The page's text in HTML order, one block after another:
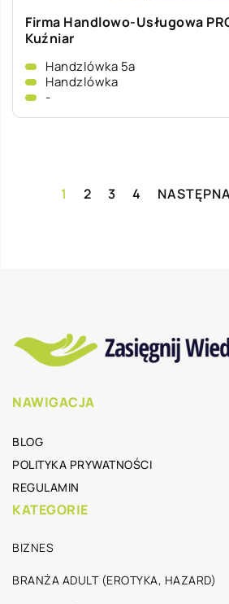
Firma Handlowo-Usługowa
Kuźniar
Handzlówka 5a
Handzlówka
-
1 2 3 4
NAWIGACJA
BLOG
POLITYKA PRYWATNOŚCI
REGULAMIN
KATEGORIE
BIZNES
BRANŻA ADULT (EROTYKA, HAZARD)